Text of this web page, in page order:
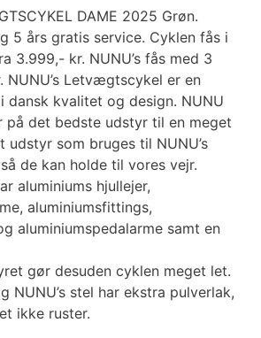
DAME 2025 Grøn.
5 års gratis service. Cyklen fås i
3.999,- kr. NUNU’s fås med 3
NUNU’s Letvægtscykel er en
dansk kvalitet og design. NUNU
på det bedste udstyr til en meget
som bruges til NUNU’s
de kan holde til vores vejr.
aluminiums hjullejer,
aluminiumsfittings,
aluminiumspedalarme samt en
gør desuden cyklen meget let.
NUNU’s stel har ekstra pulverlak,
ikke ruster.